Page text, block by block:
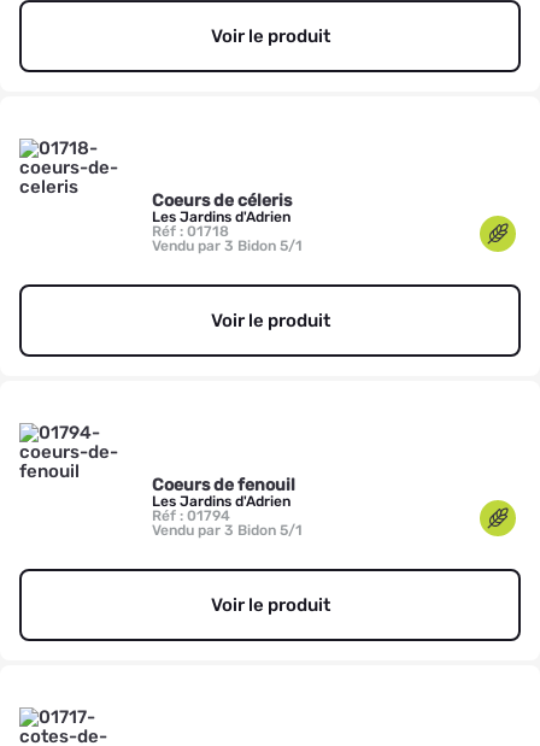
Voir le produit
Coeurs de céleris
Les Jardins d'Adrien
Réf : 01718
Vendu par 3 Bidon 5/1
Voir le produit
Coeurs de fenouil
Les Jardins d'Adrien
Réf : 01794
Vendu par 3 Bidon 5/1
Voir le produit